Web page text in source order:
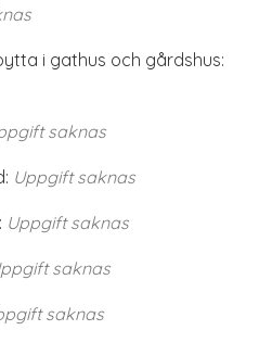
i gathus och gårdshus:
saknas
Uppgift saknas
Uppgift saknas
saknas
saknas